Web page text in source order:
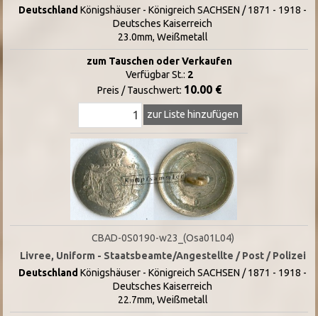
Deutschland Königshäuser - Königreich SACHSEN / 1871 - 1918 -
Deutsches Kaiserreich
23.0mm, Weißmetall
zum Tauschen oder Verkaufen
Verfügbar St.: 2
Preis / Tauschwert: 10.00 €
zur Liste hinzufügen
CBAD-0S0190-w23_(Osa01L04)
Livree, Uniform - Staatsbeamte/Angestellte / Post / Polizei
Deutschland Königshäuser - Königreich SACHSEN / 1871 - 1918 -
Deutsches Kaiserreich
22.7mm, Weißmetall